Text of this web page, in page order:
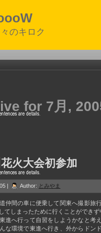
のキロク
for 7月,
火大会初参加
| Author: とみやま
仲間の車に便乗して関東へ撮影旅
てしまったために行くことができず
進へ行って自習をしようかなと考
な環境で東進へ行き、外からド